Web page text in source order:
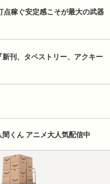
稼ぐ安定感こそが最大の武器
新刊、タペストリー、アクキー
くん アニメ大人気配信中